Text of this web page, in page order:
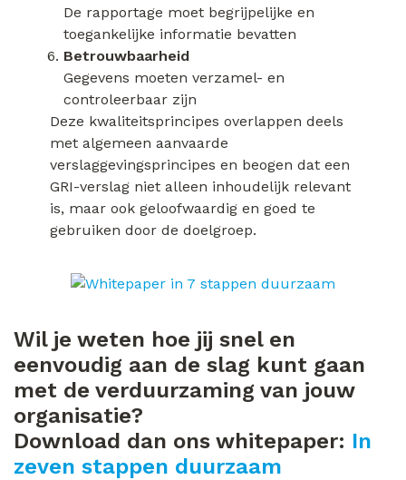
De rapportage moet begrijpelijke en
toegankelijke informatie bevatten
Betrouwbaarheid
Gegevens moeten verzamel- en
controleerbaar zijn
Deze kwaliteitsprincipes overlappen deels
met algemeen aanvaarde
verslaggevingsprincipes en beogen dat een
GRI-verslag niet alleen inhoudelijk relevant
is, maar ook geloofwaardig en goed te
gebruiken door de doelgroep.
Wil je weten hoe jij snel en
eenvoudig aan de slag kunt gaan
met de verduurzaming van jouw
organisatie?
Download dan ons whitepaper: In
zeven stappen duurzaam